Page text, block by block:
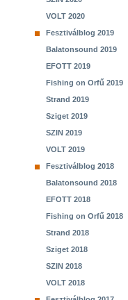
VOLT 2020
Fesztiválblog 2019
Balatonsound 2019
EFOTT 2019
Fishing on Orfű 2019
Strand 2019
Sziget 2019
SZIN 2019
VOLT 2019
Fesztiválblog 2018
Balatonsound 2018
EFOTT 2018
Fishing on Orfű 2018
Strand 2018
Sziget 2018
SZIN 2018
VOLT 2018